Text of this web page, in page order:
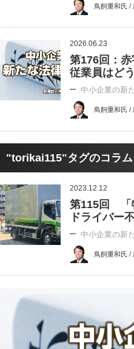
鳥飼重和氏
2026.06.23
第176回：赤
従業員はど
中小企業の新
鳥飼重和氏
"torikai115"タグのコラム
2023.12.12
第115回 「
ドライバー
中小企業の新
鳥飼重和氏